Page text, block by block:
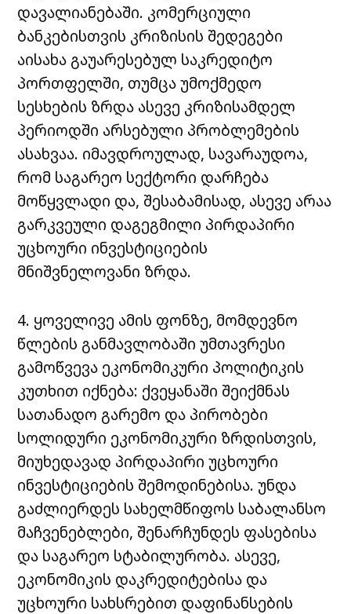
დავალიანებაში. კომერციული
ბანკებისთვის კრიზისის შედეგები
აისახა გაუარესებულ საკრედიტო
პორთფელში, თუმცა უმოქმედო
სესხების ზრდა ასევე კრიზისამდელ
პერიოდში არსებული პრობლემების
ასახვაა. იმავდროულად, სავარაუდოა,
რომ საგარეო სექტორი დარჩება
მოწყვლადი და, შესაბამისად, ასევე არაა
გარკვეული დაგეგმილი პირდაპირი
უცხოური ინვესტიციების
მნიშვნელოვანი ზრდა.
4. ყოველივე ამის ფონზე, მომდევნო
წლების განმავლობაში უმთავრესი
გამოწვევა ეკონომიკური პოლიტიკის
კუთხით იქნება: ქვეყანაში შეიქმნას
სათანადო გარემო და პირობები
სოლიდური ეკონომიკური ზრდისთვის,
მიუხედავად პირდაპირი უცხოური
ინვესტიციების შემოდინებისა. უნდა
გაძლიერდეს სახელმწიფოს საბალანსო
მაჩვენებლები, შენარჩუნდეს ფასებისა
და საგარეო სტაბილურობა. ასევე,
ეკონომიკის დაკრედიტებისა და
უცხოური სახსრებით დაფინანსების